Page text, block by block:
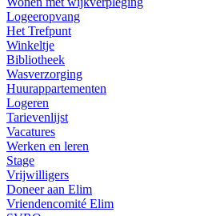
Logeeropvang
Het Trefpunt
Winkeltje
Bibliotheek
Wasverzorging
Huurappartementen
Logeren
Tarievenlijst
Vacatures
Werken en leren
Stage
Vrijwilligers
Doneer aan Elim
Vriendencomité Elim